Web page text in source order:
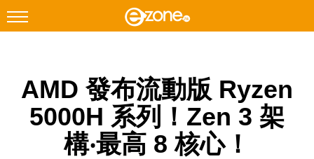
Facebook Instagram
科技焦點
AMD 發布流動版 Ryzen
5000H 系列！Zen 3 架
構‧最高 8 核心！